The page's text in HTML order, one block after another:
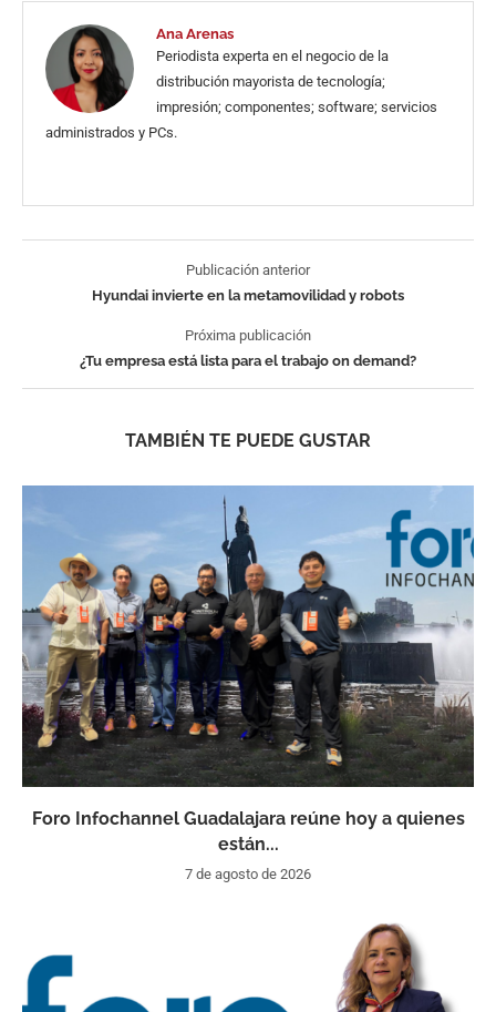
Ana Arenas
Periodista experta en el negocio de la
distribución mayorista de tecnología;
impresión; componentes; software; servicios
administrados y PCs.
Publicación anterior
Hyundai invierte en la metamovilidad y robots
Próxima publicación
¿Tu empresa está lista para el trabajo on demand?
TAMBIÉN TE PUEDE GUSTAR
Foro Infochannel Guadalajara reúne hoy a quienes
están...
7 de agosto de 2026